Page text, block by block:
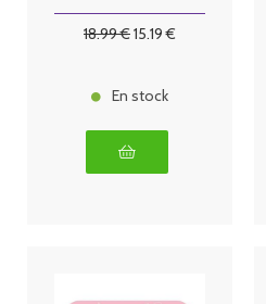
18.99€15.19 €
En stock